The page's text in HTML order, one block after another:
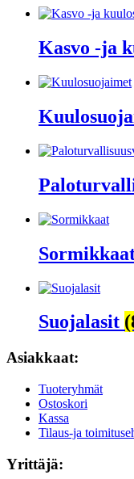
Kasvo -ja
Suojalasit
Asiakkaat:
Tuoteryhmät
Ostoskori
Kassa
Tilaus-ja
Yrittäjä: